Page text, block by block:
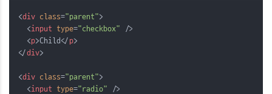
<div class="parent">
  <
input type="checkbox" />
  <
p>Child</ p>
</div>
<div class="parent">
  <
input type="radio" />